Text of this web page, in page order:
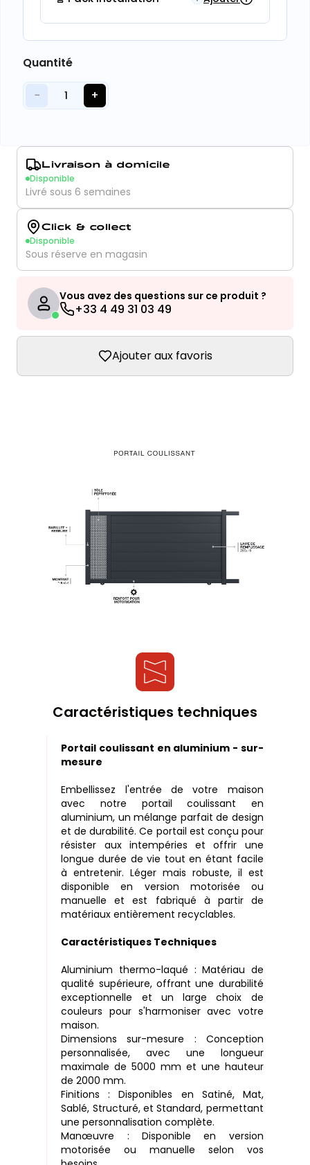
Quantité
− 1 +
Livraison à domicile
Disponible
Livré sous 6 semaines
Click & collect
Disponible
Sous réserve en magasin
Vous avez des questions sur ce produit ?
+33 4 49 31 03 49
Ajouter aux favoris
Caractéristiques techniques
Portail coulissant en aluminium - sur-
mesure
Embellissez l'entrée de votre maison
avec notre portail coulissant en
aluminium, un mélange parfait de design
et de durabilité. Ce portail est conçu pour
résister aux intempéries et offrir une
longue durée de vie tout en étant facile
à entretenir. Léger mais robuste, il est
disponible en version motorisée ou
manuelle et est fabriqué à partir de
matériaux entièrement recyclables.
Caractéristiques Techniques
Aluminium thermo-laqué : Matériau de
qualité supérieure, offrant une durabilité
exceptionnelle et un large choix de
couleurs pour s'harmoniser avec votre
maison.
Dimensions sur-mesure : Conception
personnalisée, avec une longueur
maximale de 5000 mm et une hauteur
de 2000 mm.
Finitions : Disponibles en Satiné, Mat,
Sablé, Structuré, et Standard, permettant
une personnalisation complète.
Manœuvre : Disponible en version
motorisée ou manuelle selon vos